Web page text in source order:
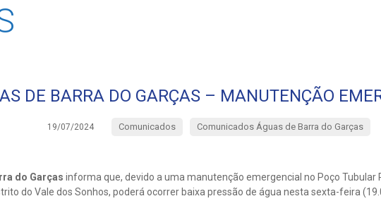
DE BARRA DO GARÇAS – MANUTENÇÃO
19/07/2024 Comunicados Comunicados Águas de Barra do Garças
do Garças informa que, devido a uma manutenção emergencial no Poço Tubular
do Vale dos Sonhos, poderá ocorrer baixa pressão de água nesta sexta-feira